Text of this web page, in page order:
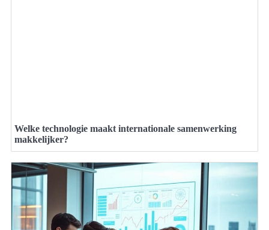
Welke technologie maakt internationale samenwerking
makkelijker?